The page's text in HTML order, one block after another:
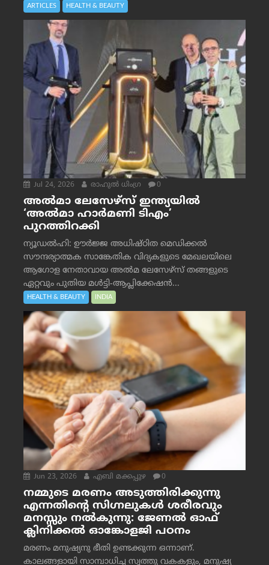
ARTICLES HEALTH & BEAUTY
Jul 24, 2026 രാഹുല്‍ ധിംഗ്ര 0
അൽമാ ലേസേഴ്സ് ഇന്ത്യയിൽ
‘അൽമാ ഹാർമണി ടിഎം’
പുറത്തിറക്കി
ന്യൂഡൽഹി: ഊർജ്ജ അധിഷ്ഠിത മെഡിക്കൽ
സൗന്ദര്യാത്മക സാങ്കേതിക വിദ്യകളുടെ മേഖലയിലെ
ആഗോള നേതാവായ അൽമ ലേസേഴ്സ് തങ്ങളുടെ
ഏറ്റവും പുതിയ മൾട്ടി-ആപ്ലിക്കേഷൻ...
HEALTH & BEAUTY INDIA
Jun 23, 2026 എബി മക്കപ്പുഴ 0
നമ്മുടെ മരണം അടുത്തിരിക്കുന്നു
എന്നതിന്റെ സിഗ്നലുകൾ ശരീരവും
മനസ്സും നല്‍കുന്നു: ജേണല്‍ ഓഫ്
ക്ലിനിക്കല്‍ ഓങ്കോളജി പഠനം
മരണം മനുഷ്യനു ഭീതി ഉണ്ടക്കുന്ന ഒന്നാണ്.
കാലങ്ങളായി സാമ്പാധിച്ച സ്വത്തു വകകളും, മനുഷ്യ